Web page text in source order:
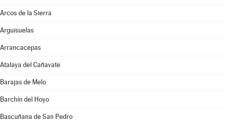
Arcos de la Sierra
Arguisuelas
Arrancacepas
Atalaya del Cañavate
Barajas de Melo
Barchín del Hoyo
Bascuñana de San Pedro